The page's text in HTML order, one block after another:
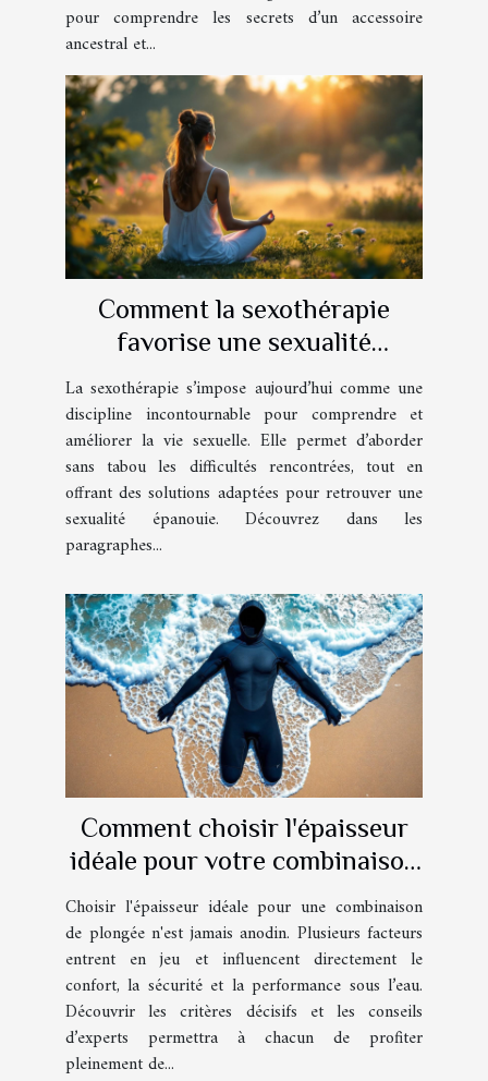
pour comprendre les secrets d’un accessoire
ancestral et...
Comment la sexothérapie
favorise une sexualité
épanouie ?
La sexothérapie s’impose aujourd’hui comme une
discipline incontournable pour comprendre et
améliorer la vie sexuelle. Elle permet d’aborder
sans tabou les difficultés rencontrées, tout en
offrant des solutions adaptées pour retrouver une
sexualité épanouie. Découvrez dans les
paragraphes...
Comment choisir l'épaisseur
idéale pour votre combinaison
de plongée ?
Choisir l'épaisseur idéale pour une combinaison
de plongée n'est jamais anodin. Plusieurs facteurs
entrent en jeu et influencent directement le
confort, la sécurité et la performance sous l’eau.
Découvrir les critères décisifs et les conseils
d’experts permettra à chacun de profiter
pleinement de...